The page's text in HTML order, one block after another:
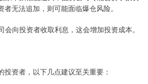
无法追加，则可能面临爆仓风险。
会向投资者收取利息，这会增加投资成本。
投资者，以下几点建议至关重要：